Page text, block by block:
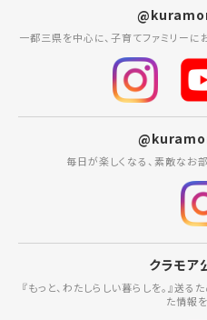
一都三県を中心に、子育てファミリー
毎日が楽しくなる、素敵なお
クラモア
『もっと、わたしらしい暮らしを。』送
た情報